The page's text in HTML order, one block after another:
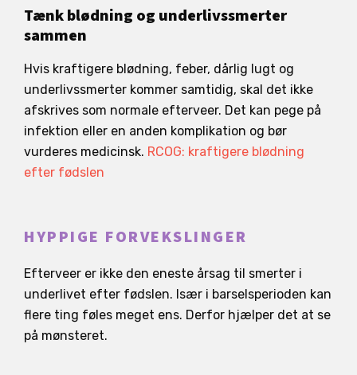
Tænk blødning og underlivssmerter
sammen
Hvis kraftigere blødning, feber, dårlig lugt og
underlivssmerter kommer samtidig, skal det ikke
afskrives som normale efterveer. Det kan pege på
infektion eller en anden komplikation og bør
vurderes medicinsk. RCOG: kraftigere blødning
efter fødslen
HYPPIGE FORVEKSLINGER
Efterveer er ikke den eneste årsag til smerter i
underlivet efter fødslen. Især i barselsperioden kan
flere ting føles meget ens. Derfor hjælper det at se
på mønsteret.